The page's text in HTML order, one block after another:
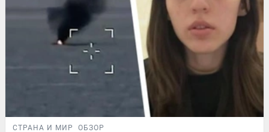
СТРАНА И МИР ОБЗОР